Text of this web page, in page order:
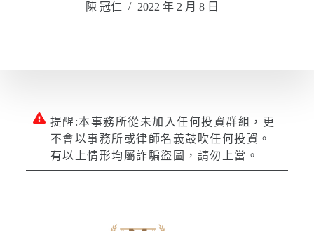
陳 冠仁
2022 年 2 月 8 日
提醒:本事務所從未加入任何投資群組，更
不會以事務所或律師名義鼓吹任何投資。
有以上情形均屬詐騙盜圖，請勿上當。